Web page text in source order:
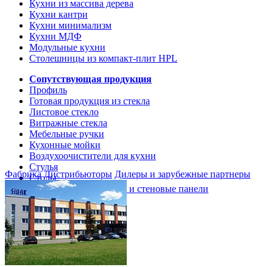
Кухни из массива дерева
Кухни кантри
Кухни минимализм
Кухни МДФ
Модульные кухни
Столешницы из компакт-плит HPL
Сопутствующая продукция
Профиль
Готовая продукция из стекла
Листовое стекло
Витражные стекла
Мебельные ручки
Кухонные мойки
Воздухоочистители для кухни
Стулья
Столы
Кухонные столешницы и стеновые панели
Кухни и мебель
Кухни Softline Marine
Кухни Сидак-СП
Гид по декорам
Фабрика Дистрибьюторы Дилеры и зарубежные партнеры